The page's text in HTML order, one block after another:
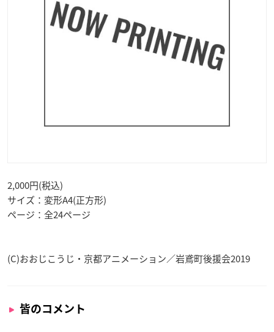
2,000円(税込)
サイズ：変形A4(正方形)
ページ：全24ページ
(C)おおじこうじ・京都アニメーション／岩鳶町後援会2019
皆のコメント